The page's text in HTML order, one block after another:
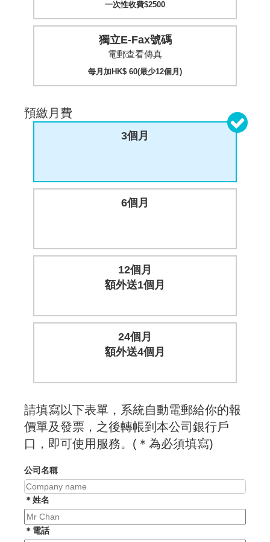
一次性收費$2500
獨立E-Fax號碼
電郵查看傳真
每月加HK$ 60(最少12個月)
預繳月費
3個月
6個月
12個月
額外送1個月
24個月
額外送4個月
請填寫以下表單，系統自動電郵給你的報
價單及發票，之後轉帳到本公司銀行戶
口，即可使用服務。(＊為必須填寫)
公司名稱
＊姓名
＊電話